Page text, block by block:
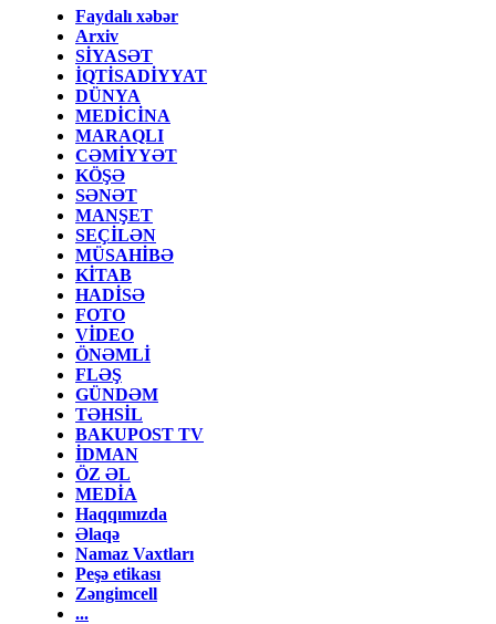
Faydalı xəbər
Arxiv
SİYASƏT
İQTİSADİYYAT
DÜNYA
MEDİCİNA
MARAQLI
CƏMİYYƏT
KÖŞƏ
SƏNƏT
MANŞET
SEÇİLƏN
MÜSAHİBƏ
KİTAB
HADİSƏ
FOTO
VİDEO
ÖNƏMLİ
FLƏŞ
GÜNDƏM
TƏHSİL
BAKUPOST TV
İDMAN
ÖZ ƏL
MEDİA
Haqqımızda
Əlaqə
Namaz Vaxtları
Peşə etikası
Zəngimcell
...